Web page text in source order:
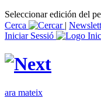
Seleccionar edición del
Cerca
|
Iniciar Sessió
ara mateix